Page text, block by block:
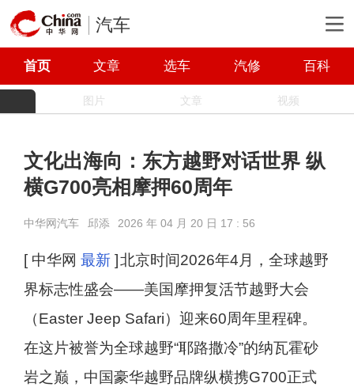
汽车
首页 文章 选车 汽修 百科
图片 文章 视频
文化出海向：东方越野对话世界 纵
横G700亮相摩押60周年
中华网汽车 邱添 2026 年 04 月 20 日 17 : 56
[ 中华网 最新] 北京时间2026年4月，全球越野
界标志性盛会——美国摩押复活节越野大会
（Easter Jeep Safari）迎来60周年里程碑。
在这片被誉为全球越野“耶路撒冷”的纳瓦霍砂
岩之巅，中国豪华越野品牌纵横携G700正式